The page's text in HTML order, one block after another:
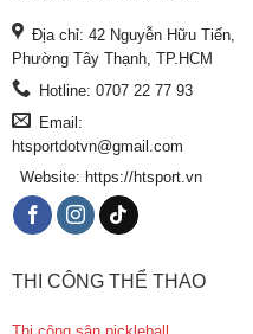
Địa chỉ: 42 Nguyễn Hữu Tiến,
Phường Tây Thạnh, TP.HCM
Hotline: 0707 22 77 93
Email:
htsportdotvn@gmail.com
Website: https://htsport.vn
THI CÔNG THỂ THAO